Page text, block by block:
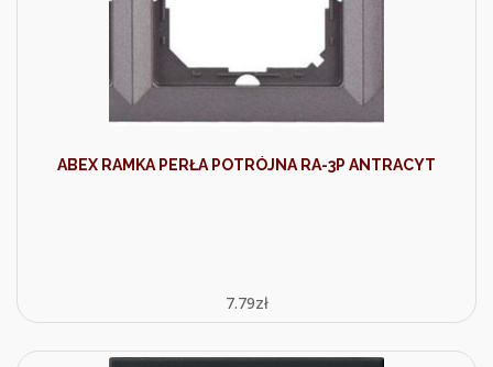
ABEX RAMKA PERŁA POTRÓJNA RA-3P ANTRACYT
7.79zł